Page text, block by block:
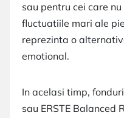
sau pentru cei care
fluctuatiile mari ale
reprezinta o
emotional.
In acelasi timp,
sau ERSTE Balanced